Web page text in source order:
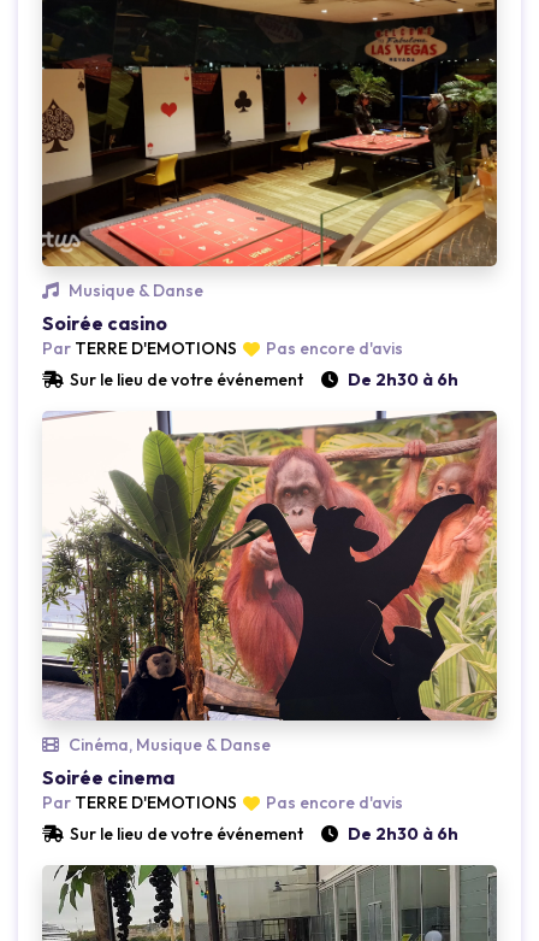
Musique & Danse
Soirée casino
Par TERRE D'EMOTIONS
Pas encore d'avis
Sur le lieu de votre événement
De 2h30 à 6h
Cinéma, Musique & Danse
Soirée cinema
Par TERRE D'EMOTIONS
Pas encore d'avis
Sur le lieu de votre événement
De 2h30 à 6h